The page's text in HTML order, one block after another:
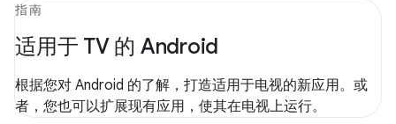
指南
适用于 TV 的 Android
根据您对 Android 的了解，打造适用于电视的新应用。或
者，您也可以扩展现有应用，使其在电视上运行。